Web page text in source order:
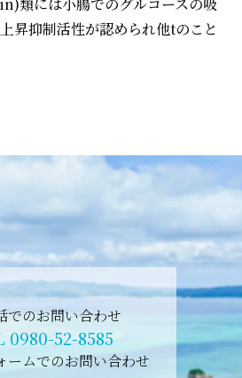
昇抑制活性が認められ他tのこと
でのお問い合わせ
0980-52-8585
ームでのお問い合わせ